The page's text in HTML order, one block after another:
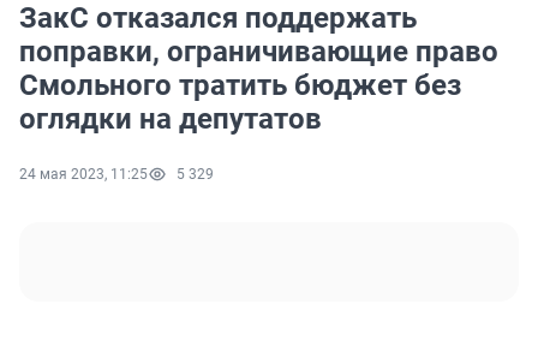
ЗакС отказался поддержать
поправки, ограничивающие право
Смольного тратить бюджет без
оглядки на депутатов
24 мая 2023, 11:25 5 329